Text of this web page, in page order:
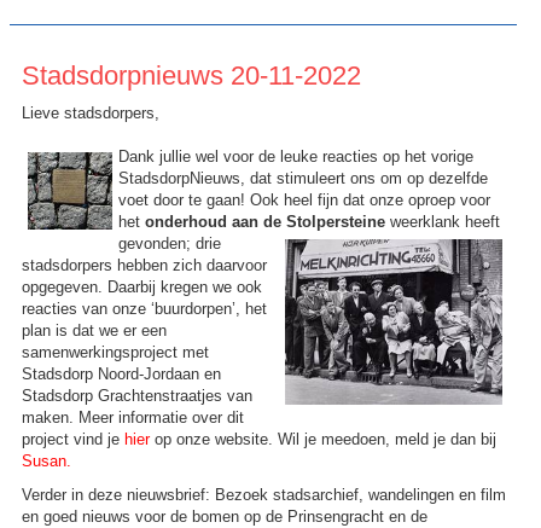
Stadsdorpnieuws 20-11-2022
Lieve stadsdorpers,
Dank jullie wel voor de leuke reacties op het vorige
StadsdorpNieuws, dat stimuleert ons om op dezelfde
voet door te gaan! Ook heel fijn dat onze oproep voor
het onderhoud aan de Stolpersteine weerklank heeft
gevonden; drie
stadsdorpers hebben zich daarvoor
opgegeven. Daarbij kregen we ook
reacties van onze ‘buurdorpen’, het
plan is dat we er een
samenwerkingsproject met
Stadsdorp Noord-Jordaan en
Stadsdorp Grachtenstraatjes van
maken. Meer informatie over dit
project vind je hierop onze website. Wil je meedoen, meld je dan bij
Susan.
Verder in deze nieuwsbrief: Bezoek stadsarchief, wandelingen en film
en goed nieuws voor de bomen op de Prinsengracht en de